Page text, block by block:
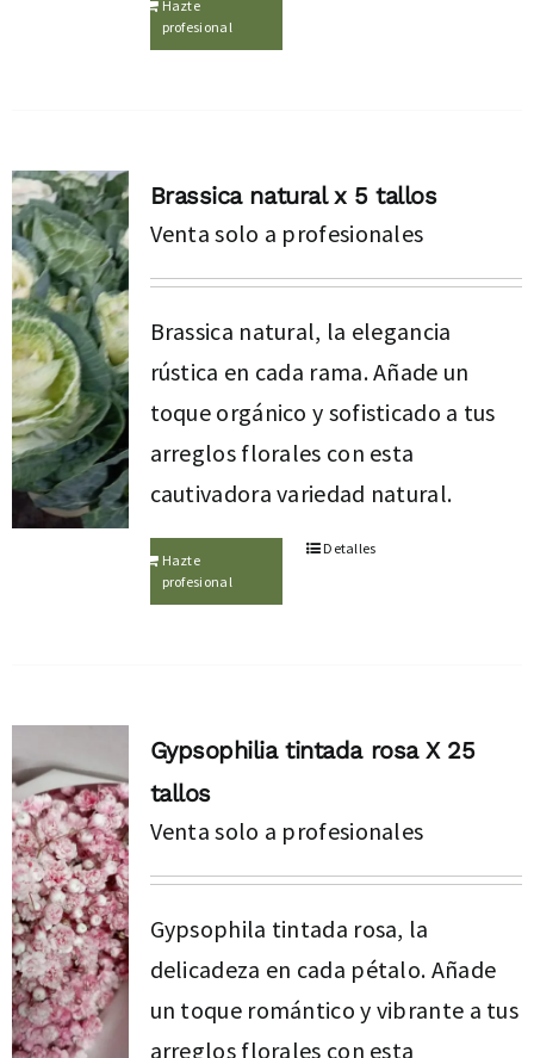
Hazte
profesional
Brassica natural x 5 tallos
Venta solo a profesionales
Brassica natural, la elegancia
rústica en cada rama. Añade un
toque orgánico y sofisticado a tus
arreglos florales con esta
cautivadora variedad natural.
Hazte
profesional
Detalles
Gypsophilia tintada rosa X 25
tallos
Venta solo a profesionales
Gypsophila tintada rosa, la
delicadeza en cada pétalo. Añade
un toque romántico y vibrante a tus
arreglos florales con esta